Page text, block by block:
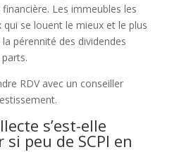
Les immeubles les
se louent le mieux et le plus
pérennité des dividendes
RDV avec un conseiller
s’est-elle
peu de SCPI en